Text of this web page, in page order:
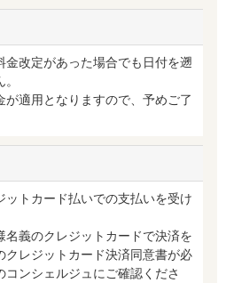
改定があった場合でも日付を遡
が適用となりますので、予めご了
ットカード払いでの支払いを受け
名義のクレジットカードで決済を
クレジットカード決済同意書が必
ンシェルジュにご確認くださ